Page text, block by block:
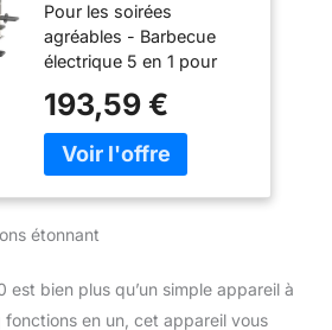
personnes –
Raclette + grill de
table + wok + grill à
pizza + crêpes –
Barbecue
électrique – 1020 W
– Acier inoxydable
Pour les soirées
agréables - Barbecue
électrique 5 en 1 pour
famille et entre amis :
raclette grill, barbecue de
table, mini wok, pizza et
de cuisson utilisable – 1
viande, le poisson, les
légumes, etc. 1 côté pour
193,59 €
étonnant
est bien plus qu’un simple appareil à
en un, cet appareil vous